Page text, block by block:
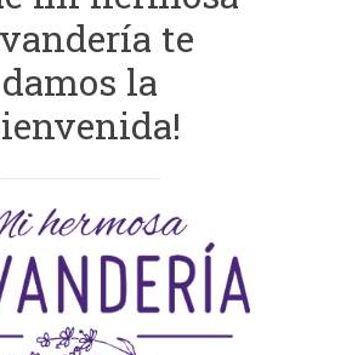
te
damos la